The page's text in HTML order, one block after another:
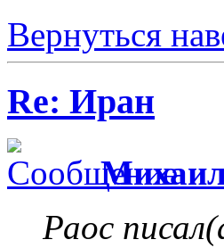
Вернуться
Re: Иран
Раос